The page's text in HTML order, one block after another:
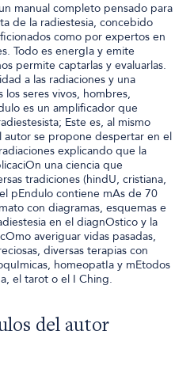
manual completo pensado para
de la radiestesia, concebido
como por expertos en
Todo es energIa y emite
permite captarlas y evaluarlas.
a las radiaciones y una
seres vivos, hombres,
es un amplificador que
Este es, al mismo
se propone despertar en el
explicando que la
una ciencia que
tradiciones (hindU, cristiana,
pEndulo contiene mAs de 70
con diagramas, esquemas e
en el diagnOstico y la
averiguar vidas pasadas,
diversas terapias con
homeopatIa y mEtodos
el tarot o el I Ching.
del autor